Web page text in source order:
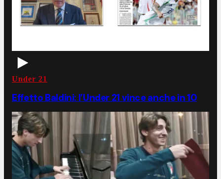
Under 21
Effetto Baldini: l’Under 21 vince anche in 10